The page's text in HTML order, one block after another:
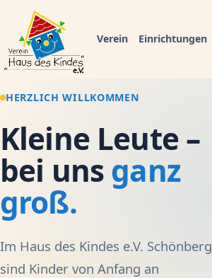
Verein Einrichtungen
HERZLICH WILLKOMMEN
Kleine Leute –
bei uns ganz
groß.
Im Haus des Kindes e.V. Schönberg
sind Kinder von Anfang an